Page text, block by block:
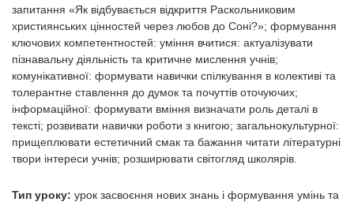
запитання «Як відбувається відкриття Раскольниковим
християнських цінностей через любов до Соні?»; формування
ключових компетентностей: уміння вчитися: актуалізувати
пізнавальну діяльність та критичне мислення учнів;
комунікативної: формувати навички спілкування в колективі та
толерантне ставлення до думок та почуттів оточуючих;
інформаційної: формувати вміння визначати роль деталі в
тексті; розвивати навички роботи з книгою; загальнокультурної:
прищеплювати естетичний смак та бажання читати літературні
твори інтереси учнів; розширювати світогляд школярів.
Тип уроку: урок засвоєння нових знань і формування умінь та